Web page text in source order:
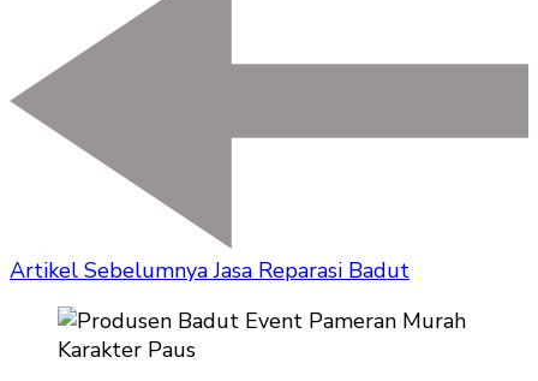
Artikel Sebelumnya Jasa Reparasi Badut